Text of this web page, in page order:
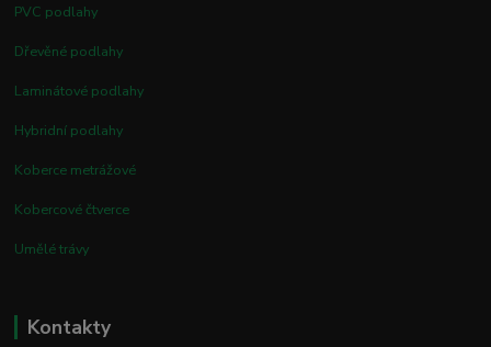
PVC podlahy
Dřevěné podlahy
Laminátové podlahy
Hybridní podlahy
Koberce metrážové
Kobercové čtverce
Umělé trávy
Kontakty